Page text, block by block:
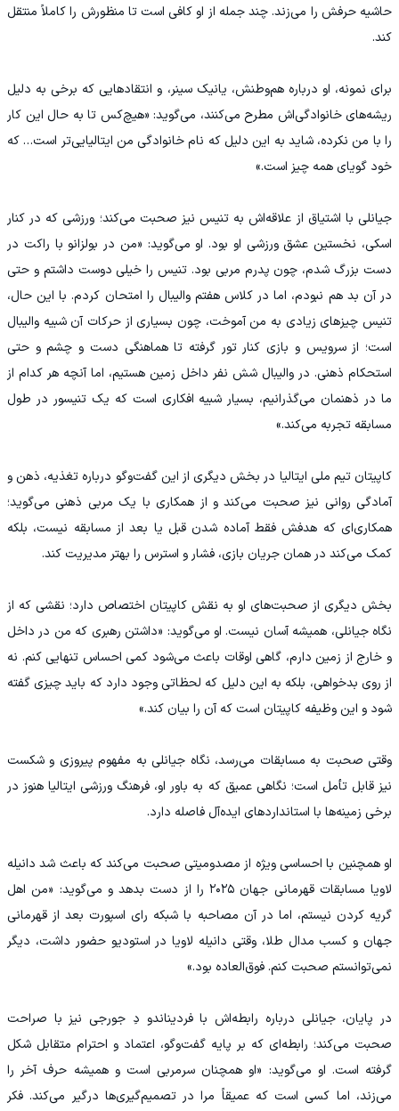
حاشیه حرفش را می‌زند. چند جمله از او کافی است تا منظورش را کاملاً منتقل
کند.
برای نمونه، او درباره هم‌وطنش، یانیک سینر، و انتقادهایی که برخی به دلیل
ریشه‌های خانوادگی‌اش مطرح می‌کنند، می‌گوید: «هیچ‌کس تا به حال این کار
را با من نکرده، شاید به این دلیل که نام خانوادگی من ایتالیایی‌تر است… که
خود گویای همه چیز است.»
جیانلی با اشتیاق از علاقه‌اش به تنیس نیز صحبت می‌کند؛ ورزشی که در کنار
اسکی، نخستین عشق ورزشی او بود. او می‌گوید: «من در بولزانو با راکت در
دست بزرگ شدم، چون پدرم مربی بود. تنیس را خیلی دوست داشتم و حتی
در آن بد هم نبودم، اما در کلاس هفتم والیبال را امتحان کردم. با این حال،
تنیس چیزهای زیادی به من آموخت، چون بسیاری از حرکات آن شبیه والیبال
است؛ از سرویس و بازی کنار تور گرفته تا هماهنگی دست و چشم و حتی
استحکام ذهنی. در والیبال شش نفر داخل زمین هستیم، اما آنچه هر کدام از
ما در ذهنمان می‌گذرانیم، بسیار شبیه افکاری است که یک تنیسور در طول
مسابقه تجربه می‌کند.»
کاپیتان تیم ملی ایتالیا در بخش دیگری از این گفت‌وگو درباره تغذیه، ذهن و
آمادگی روانی نیز صحبت می‌کند و از همکاری با یک مربی ذهنی می‌گوید؛
همکاری‌ای که هدفش فقط آماده شدن قبل یا بعد از مسابقه نیست، بلکه
کمک می‌کند در همان جریان بازی، فشار و استرس را بهتر مدیریت کند.
بخش دیگری از صحبت‌های او به نقش کاپیتان اختصاص دارد؛ نقشی که از
نگاه جیانلی، همیشه آسان نیست. او می‌گوید: «داشتن رهبری که من در داخل
و خارج از زمین دارم، گاهی اوقات باعث می‌شود کمی احساس تنهایی کنم. نه
از روی بدخواهی، بلکه به این دلیل که لحظاتی وجود دارد که باید چیزی گفته
شود و این وظیفه کاپیتان است که آن را بیان کند.»
وقتی صحبت به مسابقات می‌رسد، نگاه جیانلی به مفهوم پیروزی و شکست
نیز قابل تأمل است؛ نگاهی عمیق که به باور او، فرهنگ ورزشی ایتالیا هنوز در
برخی زمینه‌ها با استانداردهای ایده‌آل فاصله دارد.
او همچنین با احساسی ویژه از مصدومیتی صحبت می‌کند که باعث شد دانیله
لاویا مسابقات قهرمانی جهان ۲۰۲۵ را از دست بدهد و می‌گوید: «من اهل
گریه کردن نیستم، اما در آن مصاحبه با شبکه رای اسپورت بعد از قهرمانی
جهان و کسب مدال طلا، وقتی دانیله لاویا در استودیو حضور داشت، دیگر
نمی‌توانستم صحبت کنم. فوق‌العاده بود.»
در پایان، جیانلی درباره رابطه‌اش با فردیناندو دِ جورجی نیز با صراحت
صحبت می‌کند؛ رابطه‌ای که بر پایه گفت‌وگو، اعتماد و احترام متقابل شکل
گرفته است. او می‌گوید: «او همچنان سرمربی است و همیشه حرف آخر را
می‌زند، اما کسی است که عمیقاً مرا در تصمیم‌گیری‌ها درگیر می‌کند. فکر